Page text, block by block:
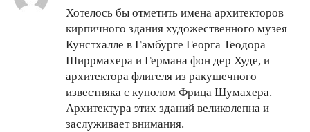
Хотелось бы отметить имена архитекторов
кирпичного здания художественного музея
Кунстхалле в Гамбурге Георга Теодора
Ширрмахера и Германа фон дер Худе, и
архитектора флигеля из ракушечного
известняка с куполом Фрица Шумахера.
Архитектура этих зданий великолепна и
заслуживает внимания.